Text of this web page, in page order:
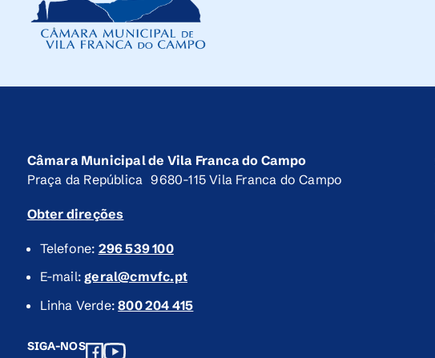
Câmara Municipal de Vila Franca do Campo
Praça da República 9680-115 Vila Franca do Campo
Obter direções
Telefone: 296 539 100
E-mail: geral@cmvfc.pt
Linha Verde:800 204 415
SIGA-NOS